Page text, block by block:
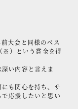
大会と同様のベス
※）という賞金を得
い内容と言えま
も関心を持ち、サ
応援したいと思い